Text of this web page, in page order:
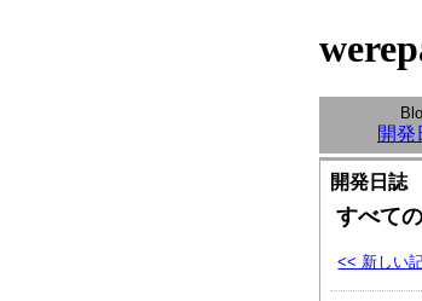
開発
開発日誌
すべて
<< 新しい